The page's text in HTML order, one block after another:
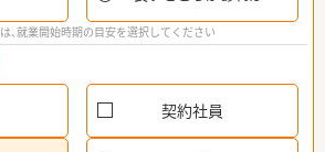
、就業開始時期の目安を選択してください
契約社員